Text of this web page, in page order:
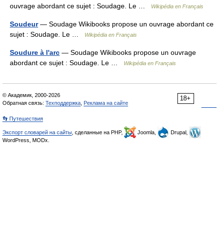
ouvrage abordant ce sujet : Soudage. Le …
Wikipédia en Français
Soudeur— Soudage Wikibooks propose un ouvrage abordant ce
sujet : Soudage. Le …
Wikipédia en Français
Soudure à l'arc — Soudage Wikibooks propose un ouvrage
abordant ce sujet : Soudage. Le …
Wikipédia en Français
18+
© Академик, 2000-2026
Обратная связь: Техподдержка Реклама на сайте
👣 Путешествия
Экспорт словарей на сайты , сделанные на PHP, Joomla,
Drupal,
WordPress, MODx.